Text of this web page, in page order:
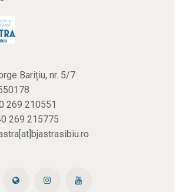
Barițiu, nr. 5/7
269 210551
269 215775